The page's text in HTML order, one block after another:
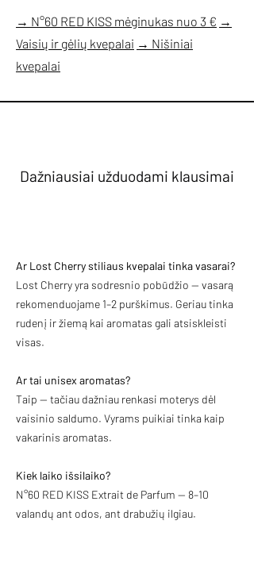
→ N°60 RED KISS mėginukas nuo 3 € →
Vaisių ir gėlių kvepalai → Nišiniai
kvepalai
Dažniausiai užduodami klausimai
Ar Lost Cherry stiliaus kvepalai tinka vasarai?
Lost Cherry yra sodresnio pobūdžio — vasarą
rekomenduojame 1–2 purškimus. Geriau tinka
rudenį ir žiemą kai aromatas gali atsiskleisti
visas.
Ar tai unisex aromatas?
Taip — tačiau dažniau renkasi moterys dėl
vaisinio saldumo. Vyrams puikiai tinka kaip
vakarinis aromatas.
Kiek laiko išsilaiko?
N°60 RED KISS Extrait de Parfum — 8–10
valandų ant odos, ant drabužių ilgiau.